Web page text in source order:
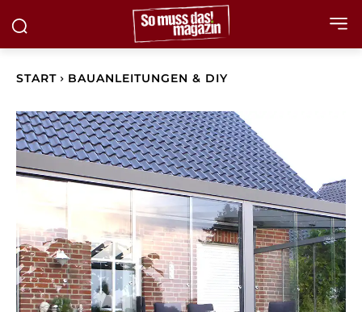
START BAUANLEITUNGEN & DIY